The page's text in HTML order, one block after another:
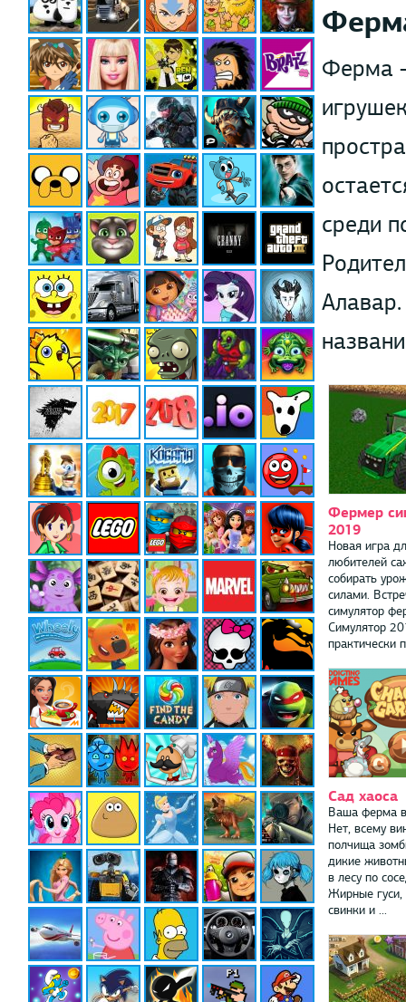
Ферма
среди
Фермер
2019
Новая игра
любителей
собирать
силами.
симулятор
Симулятор
практически
Сад хаоса
Ваша ферма в
Нет, всему
полчища
дикие
в лесу по
Жирные гуси,
свинки и ...